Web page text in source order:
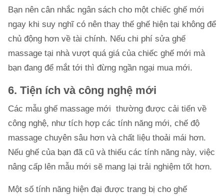
Bạn nên cân nhắc ngân sách cho một chiếc ghế mới
ngay khi suy nghĩ có nên thay thế ghế hiện tại không để
chủ động hơn về tài chính. Nếu chi phí sửa ghế
massage tại nhà vượt quá giá của chiếc ghế mới mà
bạn đang để mắt tới thì đừng ngần ngại mua mới.
6. Tiện ích và công nghệ mới
Các mẫu ghế massage mới thường được cải tiến về
công nghệ, như tích hợp các tính năng mới, chế độ
massage chuyên sâu hơn và chất liệu thoải mái hơn.
Nếu ghế của bạn đã cũ và thiếu các tính năng này, việc
nâng cấp lên mẫu mới sẽ mang lại trải nghiệm tốt hơn.
Một số tính năng hiện đại được trang bị cho ghế